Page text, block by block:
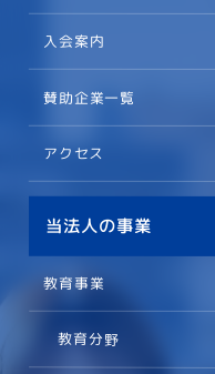
入会案内
賛助企業一覧
アクセス
当法人の事業
教育事業
教育分野